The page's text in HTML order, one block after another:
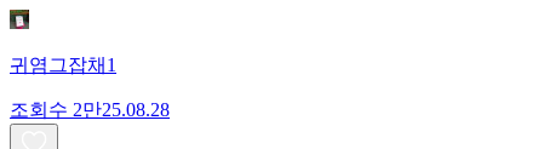
귀염그잡채1
조회수 2만25.08.28